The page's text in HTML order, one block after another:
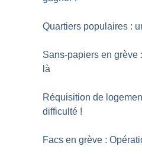
Quartiers populaires :
Sans-papiers en grève
là
Réquisition de
difficulté !
Facs en grève :